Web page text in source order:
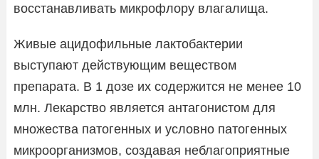
восстанавливать микрофлору влагалища.
Живые ацидофильные лактобактерии
выступают действующим веществом
препарата. В 1 дозе их содержится не менее 10
млн. Лекарство является антагонистом для
множества патогенных и условно патогенных
микроорганизмов, создавая неблагоприятные